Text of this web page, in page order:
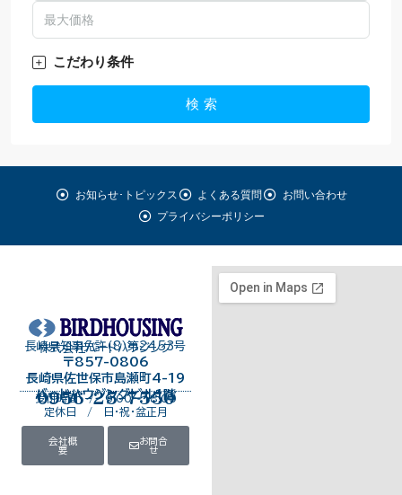
こだわり条件
検 索
お知らせ･トピックス よくある質問
お問い合わせ
プライバシーポリシー
長崎県知事免許（8）第2453号
株式会社バードハウジング
〒857-0806
長崎県佐世保市島瀬町4-19
バードハウジングビル１階
0956-25-7550
受付時間 / 9:00～18:00
定休日 / 日・祝・盆正月
会社概
要
お問合
せ